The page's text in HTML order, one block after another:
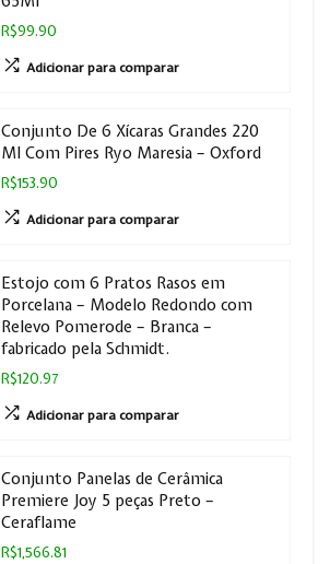
R$99.90
Adicionar para comparar
Conjunto De 6 Xícaras Grandes 220
Ml Com Pires Ryo Maresia – Oxford
R$153.90
Adicionar para comparar
Estojo com 6 Pratos Rasos em
Porcelana – Modelo Redondo com
Relevo Pomerode – Branca –
fabricado pela Schmidt.
R$120.97
Adicionar para comparar
Conjunto Panelas de Cerâmica
Premiere Joy 5 peças Preto –
Ceraflame
R$1,566.81